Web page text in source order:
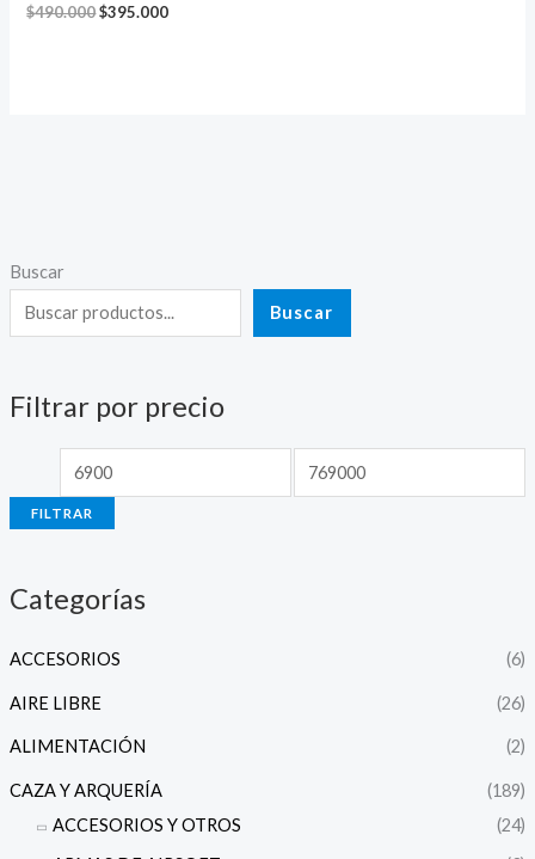
Buscar
Buscar
Filtrar por precio
P
r
e
o
i
o
r
e
o
FILTRAR
Categorías
ACCESORIOS (6)
AIRE LIBRE (26)
ALIMENTACIÓN (2)
CAZA Y ARQUERÍA
(189)
ACCESORIOS Y OTROS
(24)
$490.000$395.000